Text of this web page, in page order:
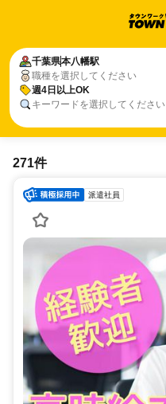
千葉県本八幡駅
職種を選択してください
週4日以上OK
キーワードを選択してください
271件
派遣社員